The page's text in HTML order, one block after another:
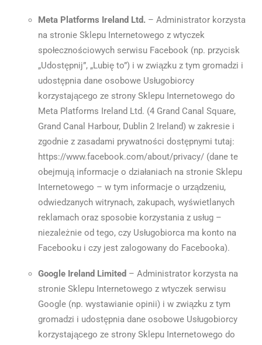
Meta Platforms Ireland Ltd. – Administrator korzysta
na stronie Sklepu Internetowego z wtyczek
społecznościowych serwisu Facebook (np. przycisk
„Udostępnij”, „Lubię to”) i w związku z tym gromadzi i
udostępnia dane osobowe Usługobiorcy
korzystającego ze strony Sklepu Internetowego do
Meta Platforms Ireland Ltd. (4 Grand Canal Square,
Grand Canal Harbour, Dublin 2 Ireland) w zakresie i
zgodnie z zasadami prywatności dostępnymi tutaj:
https://www.facebook.com/about/privacy/ (dane te
obejmują informacje o działaniach na stronie Sklepu
Internetowego – w tym informacje o urządzeniu,
odwiedzanych witrynach, zakupach, wyświetlanych
reklamach oraz sposobie korzystania z usług –
niezależnie od tego, czy Usługobiorca ma konto na
Facebooku i czy jest zalogowany do Facebooka).
Google Ireland Limited – Administrator korzysta na
stronie Sklepu Internetowego z wtyczek serwisu
Google (np. wystawianie opinii) i w związku z tym
gromadzi i udostępnia dane osobowe Usługobiorcy
korzystającego ze strony Sklepu Internetowego do